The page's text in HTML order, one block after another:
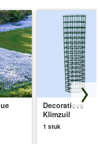
Decoratieve
Klimzuil
1 stuk